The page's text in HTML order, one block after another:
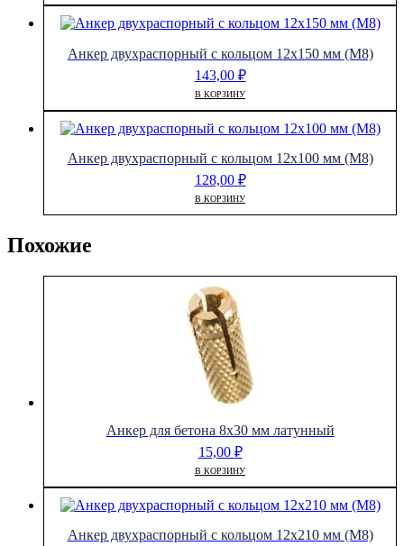
Анкер двухраспорный с кольцом 12х150 мм (М8)
143,00 ₽
В КОРЗИНУ
Анкер двухраспорный с кольцом 12х100 мм (М8)
128,00 ₽
В КОРЗИНУ
Похожие
Анкер для бетона 8х30 мм латунный
15,00 ₽
В КОРЗИНУ
Анкер двухраспорный с кольцом 12х210 мм (М8)